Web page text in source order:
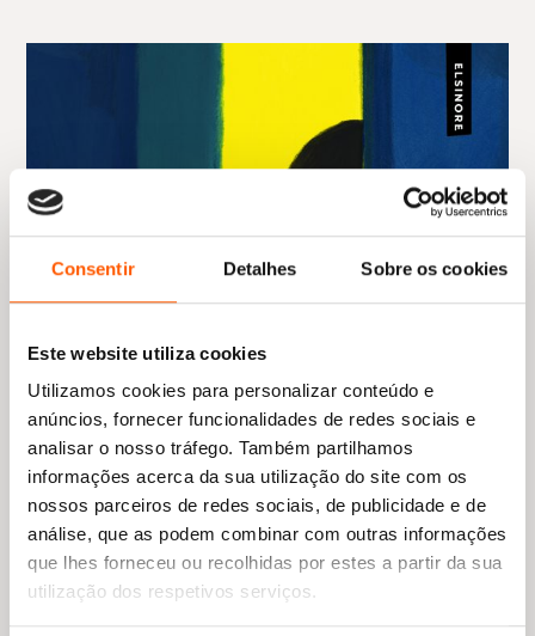
Consentir Detalhes Sobre os cookies
Este website utiliza cookies
Utilizamos cookies para personalizar conteúdo e
anúncios, fornecer funcionalidades de redes sociais e
analisar o nosso tráfego. Também partilhamos
informações acerca da sua utilização do site com os
nossos parceiros de redes sociais, de publicidade e de
análise, que as podem combinar com outras informações
que lhes forneceu ou recolhidas por estes a partir da sua
utilização dos respetivos serviços.